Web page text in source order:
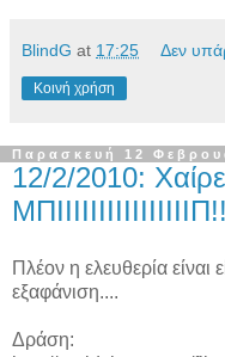
BlindG at 17:25 Δεν
Κοινή χρήση
Παρασκευή 12
12/2/2010:
Πλέον η ελευθερία είναι
εξαφάνιση....
Δράση: